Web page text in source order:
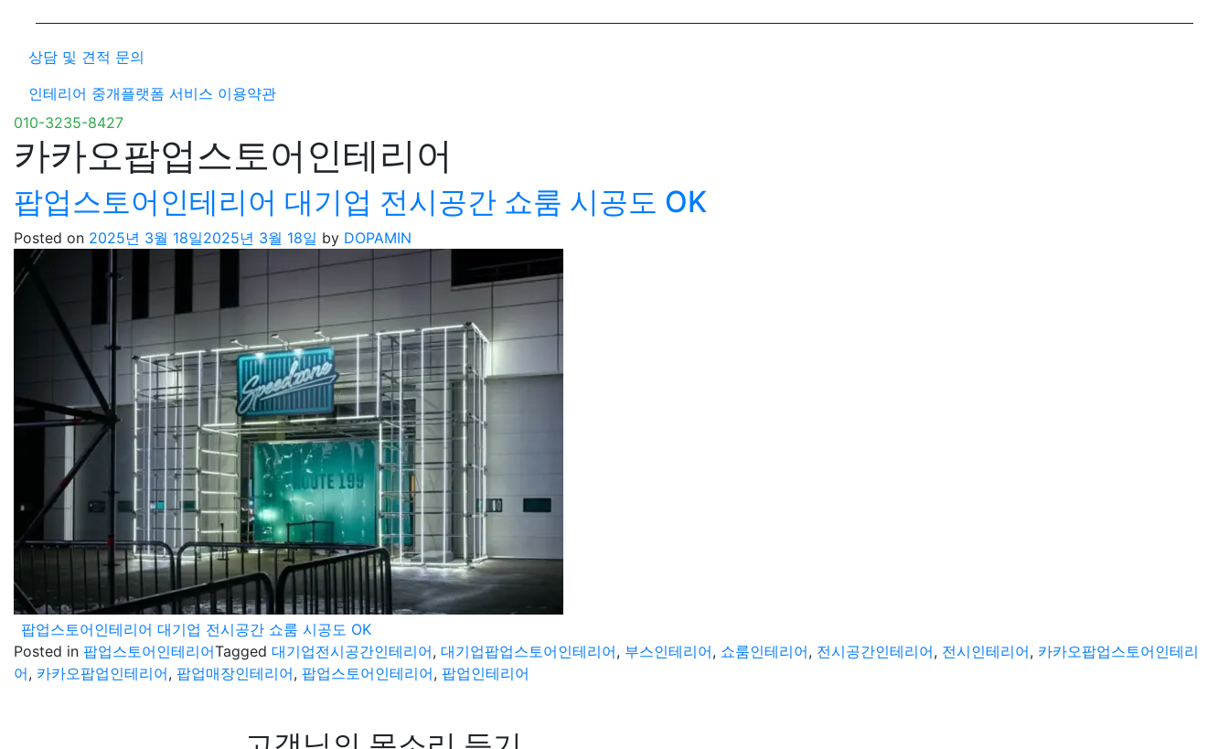
상담 및 견적 문의
인테리어 중개플랫폼 서비스 이용약관
010-3235-8427
카카오팝업스토어인테리어
팝업스토어인테리어 대기업 전시공간 쇼룸 시공도 OK
Posted on 2025년 3월 18일2025년 3월 18일 by DOPAMIN
팝업스토어인테리어 대기업 전시공간 쇼룸 시공도 OK
Posted in 팝업스토어인테리어Tagged 대기업전시공간인테리어, 대기업팝업스토어인테리어, 부스인테리어, 쇼룸인테리어, 전시공간인테리어, 전시인테리어, 카카오팝업스토어인테리
어, 카카오팝업인테리어, 팝업매장인테리어, 팝업스토어인테리어, 팝업인테리어